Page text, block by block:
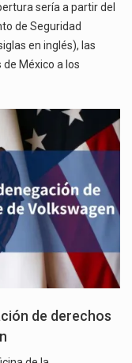
sería a partir del
de Seguridad
en inglés), las
México a los
de derechos